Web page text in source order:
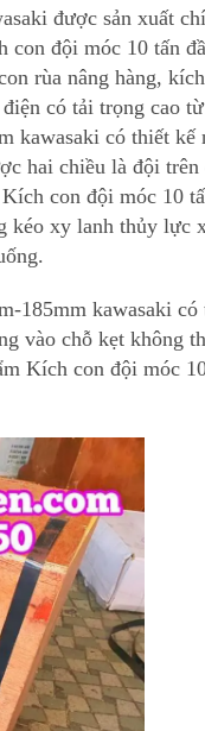
được sản xuất
đội móc 10 tấn
rùa nâng hàng,
có tải trọng cao
kawasaki có thiết
hai chiều là đội trên
con đội móc 10
xy lanh thủy lực
185mm kawasaki
vào chỗ kẹt không
Kích con đội móc